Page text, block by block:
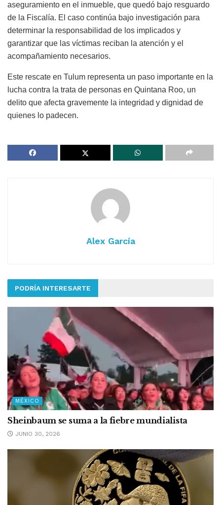
aseguramiento en el inmueble, que quedó bajo resguardo
de la Fiscalía. El caso continúa bajo investigación para
determinar la responsabilidad de los implicados y
garantizar que las víctimas reciban la atención y el
acompañamiento necesarios.
Este rescate en Tulum representa un paso importante en la
lucha contra la trata de personas en Quintana Roo, un
delito que afecta gravemente la integridad y dignidad de
quienes lo padecen.
Alex García
PODRÍA INTERESARTE
MÉXICO
Sheinbaum se suma a la fiebre mundialista
JUNIO 30, 2026